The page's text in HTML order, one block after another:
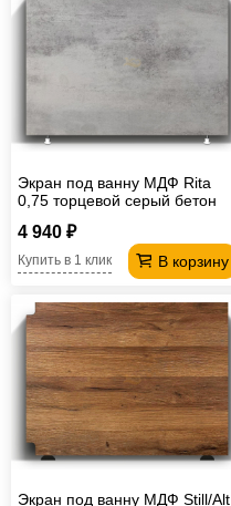
Экран под ванну МДФ Rita
0,75 торцевой серый бетон
4 940 ₽
В корзину
Купить в 1 клик
Экран под ванну МДФ Still/Alt